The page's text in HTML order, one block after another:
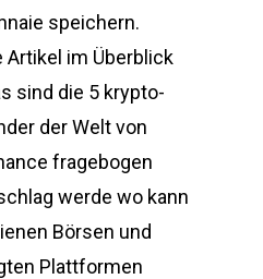
speichern.
im Überblick
sind die 5 krypto-
der Welt von
fragebogen
werde wo kann
Börsen und
Plattformen